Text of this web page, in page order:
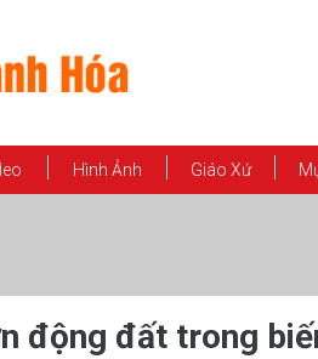
Hình Ảnh Giáo Xứ
động đất trong